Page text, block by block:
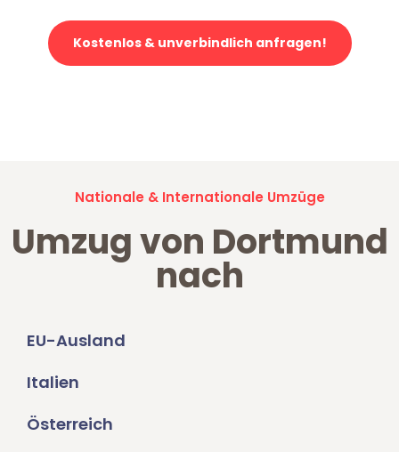
Kostenlos & unverbindlich anfragen!
Nationale & Internationale Umzüge
Umzug von Dortmund
nach
EU-Ausland
Italien
Österreich